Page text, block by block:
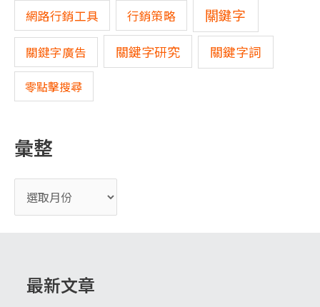
網路行銷工具 行銷策略 關鍵字
關鍵字廣告 關鍵字研究 關鍵字詞
零點擊搜尋
彙整
最新文章